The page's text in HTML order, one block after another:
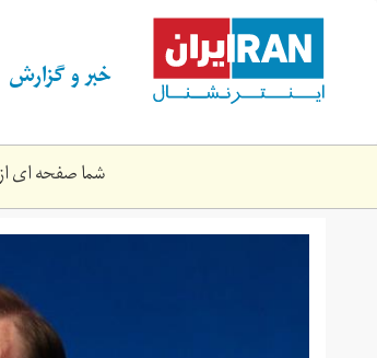
content خبر و گزارش
شما صفحه ای
14613ef8-